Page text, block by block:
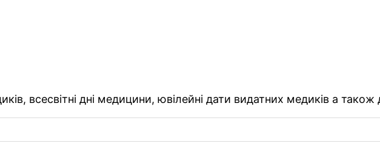
всесвітні дні медицини, ювілейні дати видатних медиків а також